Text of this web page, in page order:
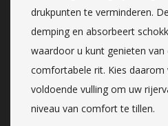
drukpunten te verminderen.
demping en absorbeert
waardoor u kunt genieten van
comfortabele rit. Kies
voldoende vulling om uw
niveau van comfort te tillen.